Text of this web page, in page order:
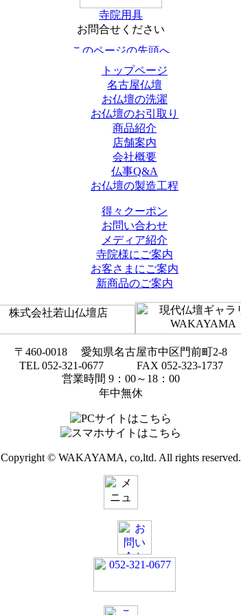
寺院用具
お問合せください
トップページ
名古屋仏壇
お仏壇の洗濯
お仏壇のお引取り
商品紹介
店舗案内
会社概要
仏事Q&A
お仏壇の製造工程
得々クーポン
お問い合わせ
メディア紹介
寺院様にご案内
お客さまにご案内
新商品のご案内
〒460-0018 愛知県名古屋市中区門前町2-8
TEL 052-321-0677 FAX 052-323-1737
営業時間 9：00～18：00
年中無休
Copyright © WAKAYAMA, co,ltd. All rights reserved.